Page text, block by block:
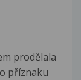
prodělala
příznaku